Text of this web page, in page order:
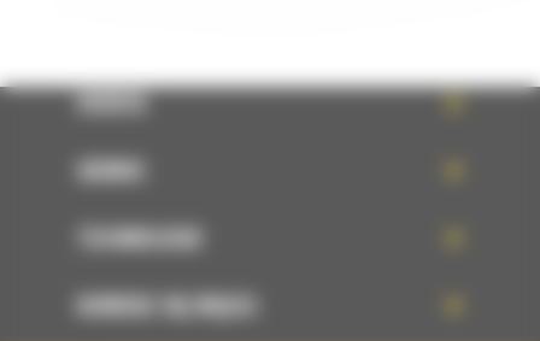
OFERTA
SERWIS
TECHNOLOGIE
DOWIEDZ SIĘ WIĘCEJ